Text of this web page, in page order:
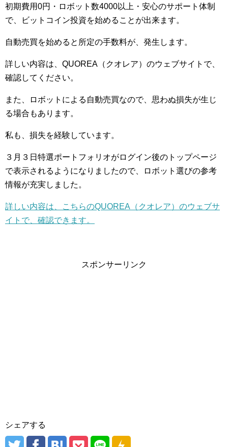
初期費用0円・ロボット数4000以上・安心のサポート体制
で、ビットコイン投資を始めることが出来ます。
自動売買を始めると所定の手数料が、発生します。
詳しい内容は、QUOREA（クオレア）のウェブサイトで、
確認してください。
また、ロボットによる自動売買なので、思わぬ損失が生じ
る場合もあります。
私も、損失を経験しています。
３月３日特選ポートフォリオがログイン後のトップページ
で表示されるようになりましたので、ロボット選びの参考
情報が充実しました。
詳しい内容は、こちらのQUOREA（クオレア）のウェブサ
イトで、確認できます。
スポンサーリンク
シェアする